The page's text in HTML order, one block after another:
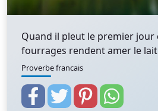
Quand il pleut le premier jour
fourrages rendent amer le
Proverbe francais